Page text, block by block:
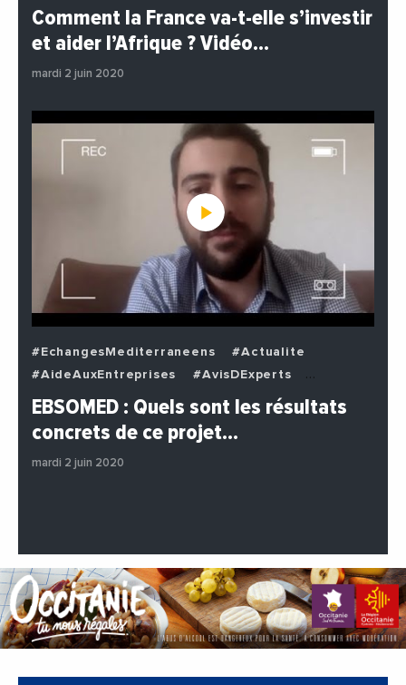
#EchangesMediterraneens
#Economie
#Politique
Comment la France va-t-elle s’investir
et aider l’Afrique ? Vidéo…
mardi 2 juin 2020
#EchangesMediterraneens
#Actualite
#AideAuxEntreprises
#AvisDExperts
#BuzzNews
#Decideurs
#Entreprises
#Institutions
EBSOMED : Quels sont les résultats
concrets de ce projet…
mardi 2 juin 2020